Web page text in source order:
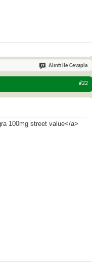
Alıntı ile Cevapla
#22
100mg street value</a>